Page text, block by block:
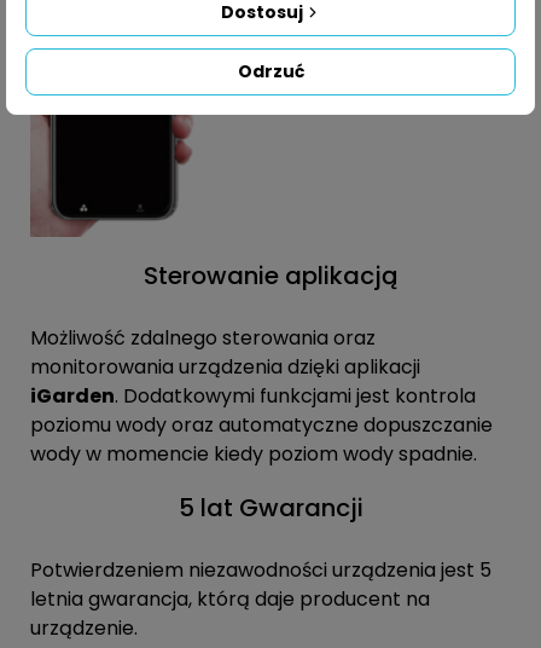
Sterowanie aplikacją
Możliwość zdalnego sterowania oraz
monitorowania urządzenia dzięki aplikacji
iGarden. Dodatkowymi funkcjami jest kontrola
poziomu wody oraz automatyczne dopuszczanie
wody w momencie kiedy poziom wody spadnie.
5 lat Gwarancji
Potwierdzeniem niezawodności urządzenia jest 5
letnia gwarancja, którą daje producent na
urządzenie.
Odrzuć
Dostosuj